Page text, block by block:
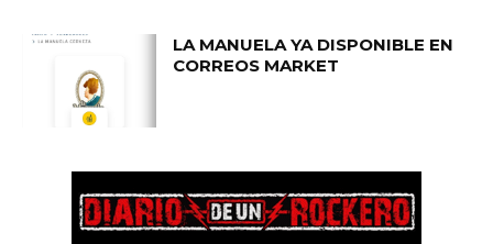
LA MANUELA YA DISPONIBLE EN
CORREOS MARKET